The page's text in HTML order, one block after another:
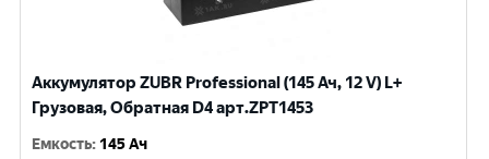
Аккумулятор ZUBR Professional (145 Ач, 12 V) L+
Грузовая, Обратная D4 арт.ZPT1453
Емкость: 145 Ач